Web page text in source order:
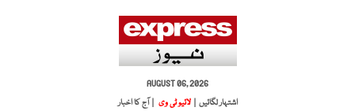
AUGUST 06, 2026
اشتہار لگائیں |
لائیو ٹی وی | آج کا اخبار